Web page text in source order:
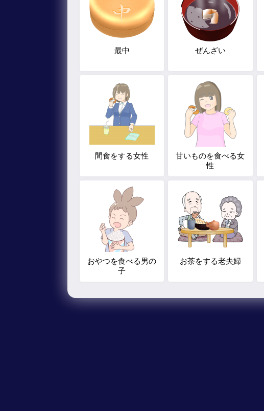
最中 ぜんざい
間食をする女性
甘いものを食べる女
性
おやつを食べる男の
子
お茶をする老夫婦